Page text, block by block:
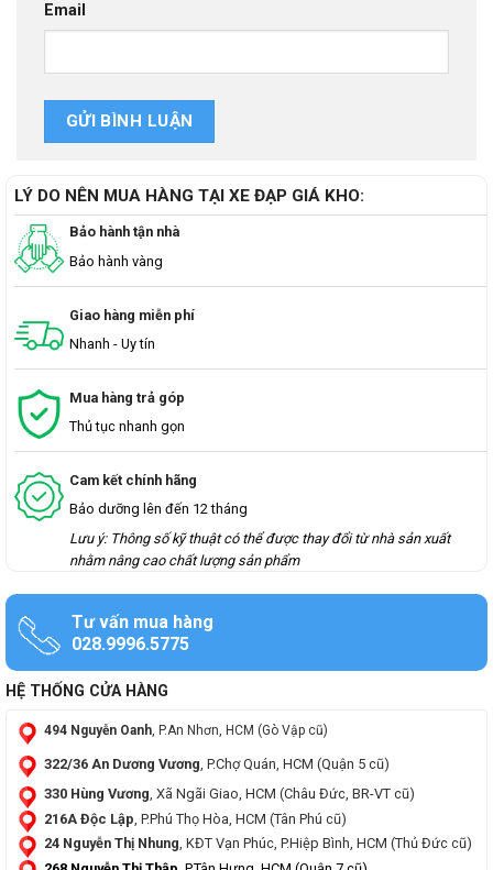
Email
LÝ DO NÊN MUA HÀNG TẠI XE ĐẠP GIÁ KHO:
Bảo hành tận nhà
Bảo hành vàng
Giao hàng miễn phí
Nhanh - Uy tín
Mua hàng trả góp
Thủ tục nhanh gọn
Cam kết chính hãng
Bảo dưỡng lên đến 12 tháng
Lưu ý: Thông số kỹ thuật có thể được thay đổi từ nhà sản xuất
nhằm nâng cao chất lượng sản phẩm
Tư vấn mua hàng
028.9996.5775
HỆ THỐNG CỬA HÀNG
494 Nguyễn Oanh , P.An Nhơn, HCM (Gò Vập cũ)
322/36 An Dương Vương , P.Chợ Quán, HCM (Quận 5 cũ)
330 Hùng Vương, Xã Ngãi Giao, HCM (Châu Đức, BR-VT cũ)
216A Độc Lập , P.Phú Thọ Hòa, HCM (Tân Phú cũ)
24 Nguyễn Thị Nhung, KĐT Vạn Phúc, P.Hiệp Bình, HCM (Thủ Đức cũ)